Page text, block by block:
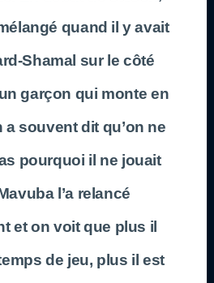
quand il y avait
Shamal sur le côté
garçon qui monte en
souvent dit qu’on ne
pourquoi il ne jouait
l’a relancé
et on voit que plus il
de jeu, plus il est